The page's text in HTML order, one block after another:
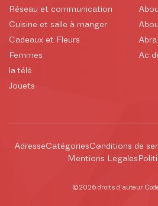
Réseau et communication
Cuisine et salle à manger
Cadeaux et Fleurs
Femmes
la télé
Jouets
Abra
Ac
Adresse Catégories Conditions de
Mentions Legales
©2026 droits d'auteur